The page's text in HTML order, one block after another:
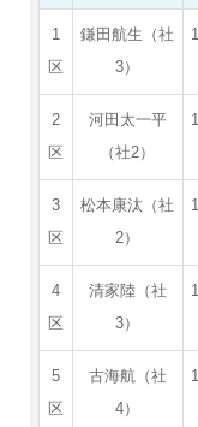
1
区
鎌田航生（社
3）
2
区
河田太一平
（社2）
3
区
松本康汰（社
2）
4
区
清家陸（社
3）
5
区
古海航（社
4）